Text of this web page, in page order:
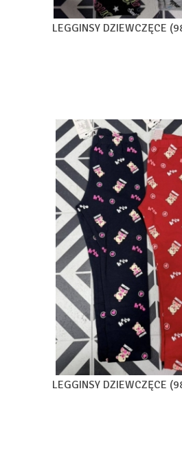
LEGGINSY DZIEWCZĘCE
LEGGINSY DZIEWCZĘCE